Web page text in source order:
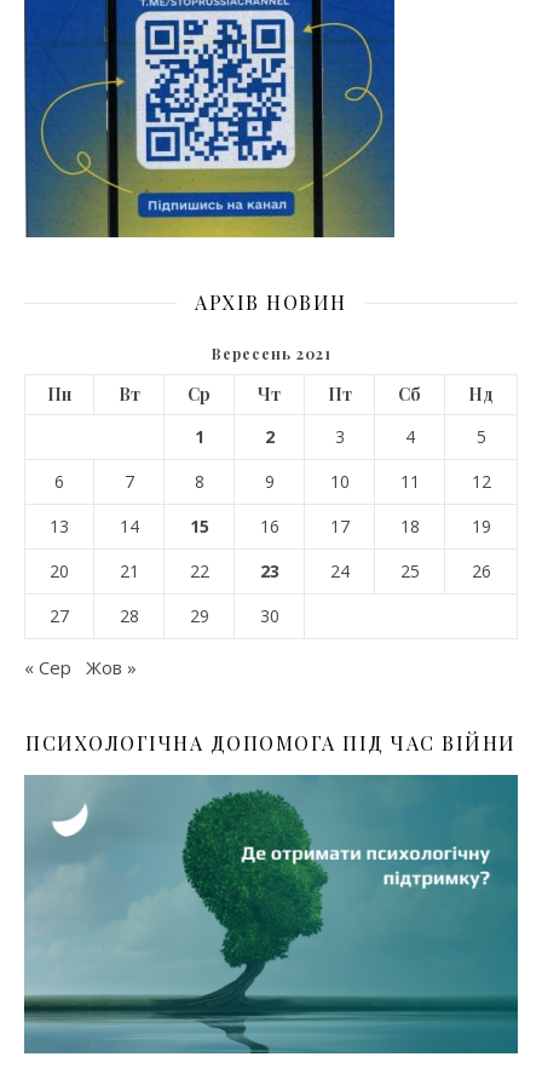
АРХІВ НОВИН
Вересень 2021
Пн Вт Ср Чт Пт Сб
Нд
1
2 3 4
5
6
7 8 9 10 11
12
13
14 15 16 17 18
19
20
21 22 23 24 25
26
27
28 29 30
« Сер Жов »
ПСИХОЛОГІЧНА ДОПОМОГА ПІД ЧАС ВІЙНИ